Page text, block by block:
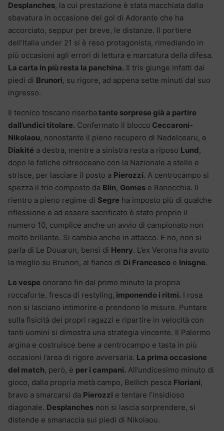
Desplanches, la cui prestazione è stata macchiata dalla
sbavatura in occasione del gol di Adorante che ha
accorciato, seppur per breve, le distanze. Il portiere
dell’Italia under 21 si è reso protagonista, rimediando in
più occasioni agli errori di lettura e marcatura della difesa.
La carta in più resta la panchina. Il tris giunge infatti dai
piedi di Brunori, su rigore, ad appena sette minuti dal suo
ingresso.
Il tecnico toscano riserba tante sorprese già a partire
dall’undici titolare. Confermato il blocco Ceccaroni-
Nikolaou, nonostante il pieno recupero di Nedelcearu, e
Diakité a destra, mentre a sinistra resta a riposo Lund,
dopo le fatiche oltreoceano con la Nazionale a stelle e
strisce, per lasciare il posto a Pierozzi. A centrocampo si
spezza il trio composto da Blin, Gomes e Ranocchia. Il
rientro a pieno regime di Segre ha imposto più di qualche
riflessione e ad essere sacrificato è stato proprio il
numero 10, complice anche un avvio di campionato non
molto brillante. Si cambia anche in attacco. E no, non si
parla di Le Douaron, bensì di Henry. L’ex Verona ha avuto
la meglio su Brunori, al fianco di Di Francesco e Inisgne.
Le vespe onorano fin dal primo minuto la propria
roccaforte, fresca di restyling, imponendo i ritmi. I rosa
non si lasciano intimorire e prendono le misure. Puntare
sulla fisicità dei propri ragazzi e ripartire in velocità con
tanti uomini si dimostra una strategia vincente. Il Palermo
argina e costruisce bene a centrocampo e tasta in più
occasioni l’area di rigore avversaria. La prima occasione
del match, però, è per i campani. All’undicesimo minuto di
gioco, dalla propria metà campo, Bellich pesca Floriani,
bravo a smarcarsi da Pierozzi e tentare l’insidioso
diagonale. Desplanches non si lascia sorprendere, si
distende e smanaccia sui piedi di Nikolaou.